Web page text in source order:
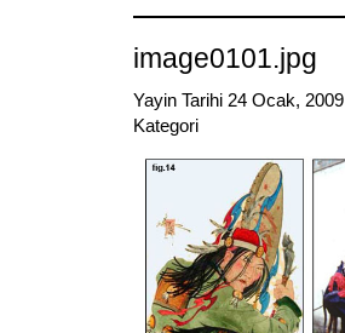
image0101.jpg
Yayin Tarihi 24 Ocak, 2009
Kategori